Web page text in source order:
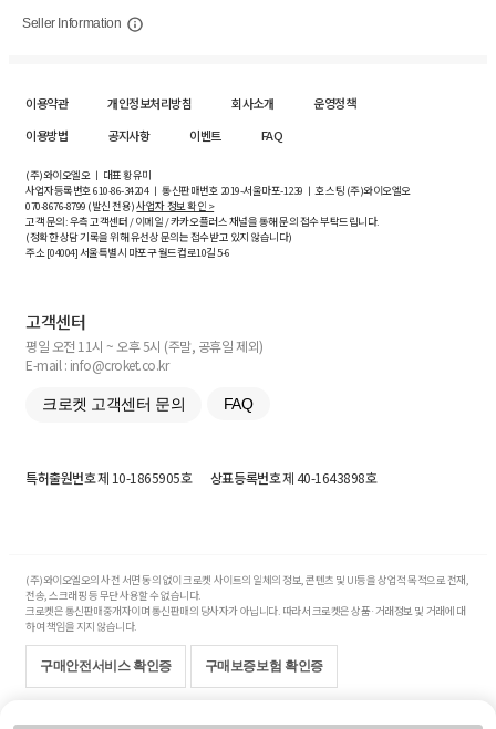
Seller Information
이용약관 개인정보처리방침 회사소개
운영정책
이용방법
공지사항 이벤트 FAQ
(주)와이오엘오 ㅣ 대표 황유미
사업자등록번호610-86-34204ㅣ 통신판매번호 2019-서울마포-1239 ㅣ 호스팅 (주)와이오엘오
070-8676-8799 (발신 전용)사업자 정보 확인 >
고객 문의: 우측 고객센터 / 이메일 / 카카오플러스 채널을 통해 문의 접수 부탁드립니다.
(정확한 상담 기록을 위해 유선상 문의는 접수받고 있지 않습니다)
주소 [04004] 서울특별시 마포구 월드컵로10길5-6
고객센터
평일 오전 11시 ~ 오후 5시 (주말, 공휴일 제외)
E-mail : info@croket.co.kr
크로켓 고객센터 문의 FAQ
특허출원번호제 10-1865905호 상표등록번호제 40-1643898호
(주)와이오엘오의 사전 서면 동의 없이 크로켓 사이트의 일체의 정보, 콘텐츠 및 UI등을 상업적 목적으로 전재,
전송, 스크래핑 등 무단 사용할 수 없습니다.
크로켓은 통신판매중개자이며 통신판매의 당사자가 아닙니다. 따라서 크로켓은 상품·거래정보 및 거래에 대
하여 책임을 지지 않습니다.
구매안전서비스 확인증 구매보증보험 확인증